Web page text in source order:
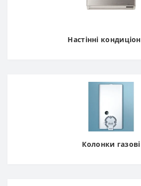
Настінні
Колонки газові